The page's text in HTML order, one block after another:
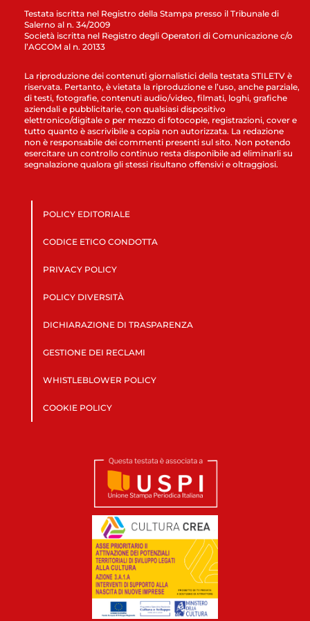
Testata iscritta nel Registro della Stampa presso il Tribunale di
Salerno al n. 34/2009
Società iscritta nel Registro degli Operatori di Comunicazione c/o
l’AGCOM al n. 20133
La riproduzione dei contenuti giornalistici della testata STILETV è
riservata. Pertanto, è vietata la riproduzione e l’uso, anche parziale,
di testi, fotografie, contenuti audio/video, filmati, loghi, grafiche
aziendali e pubblicitarie, con qualsiasi dispositivo
elettronico/digitale o per mezzo di fotocopie, registrazioni, cover e
tutto quanto è ascrivibile a copia non autorizzata. La redazione
non è responsabile dei commenti presenti sul sito. Non potendo
esercitare un controllo continuo resta disponibile ad eliminarli su
segnalazione qualora gli stessi risultano offensivi e oltraggiosi.
POLICY EDITORIALE
CODICE ETICO CONDOTTA
PRIVACY POLICY
POLICY DIVERSITÀ
DICHIARAZIONE DI TRASPARENZA
GESTIONE DEI RECLAMI
WHISTLEBLOWER POLICY
COOKIE POLICY